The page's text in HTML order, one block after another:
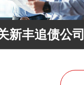
新丰追债公司